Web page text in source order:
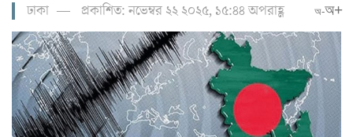
ঢাকা প্রকাশিত: নভেম্বর ২২ ২০২৫, ১৫:৪৪ অপরাহ্ণ অ-অ+